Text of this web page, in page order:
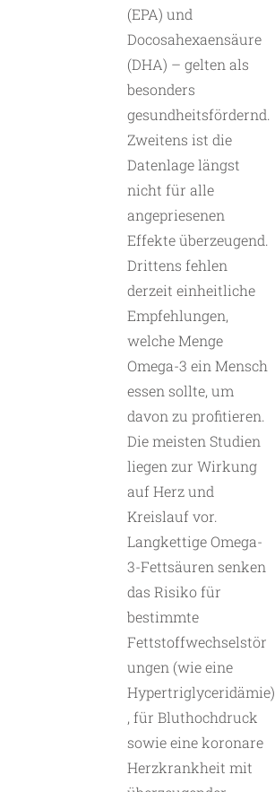
(EPA) und
Docosahexaensäure
(DHA) – gelten als
besonders
gesundheitsfördernd.
Zweitens ist die
Datenlage längst
nicht für alle
angepriesenen
Effekte überzeugend.
Drittens fehlen
derzeit einheitliche
Empfehlungen,
welche Menge
Omega-3 ein Mensch
essen sollte, um
davon zu profitieren.
Die meisten Studien
liegen zur Wirkung
auf Herz und
Kreislauf vor.
Langkettige Omega-
3-Fettsäuren senken
das Risiko für
bestimmte
Fettstoffwechselstör
ungen (wie eine
Hypertriglyceridämie)
, für Bluthochdruck
sowie eine koronare
Herzkrankheit mit